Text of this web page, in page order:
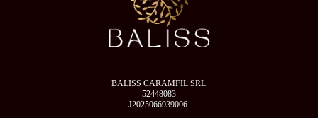
BALISS CARAMFIL SRL
52448083
J2025066939006